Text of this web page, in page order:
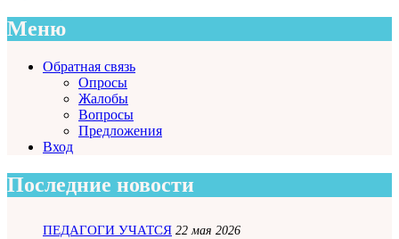
Меню
Обратная связь
Опросы
Жалобы
Вопросы
Предложения
Вход
Последние новости
ПЕДАГОГИ УЧАТСЯ 22 мая 2026